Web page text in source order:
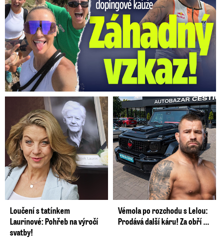
Loučení s tatínkem
Laurinové: Pohřeb na výročí
svatby!
Vémola po rozchodu s Lelou:
Prodává další káru! Za obří ...